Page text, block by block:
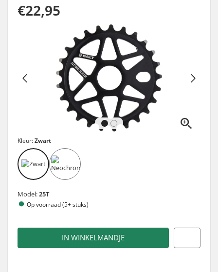
€22,95
Kleur:Zwart
Model:25T
Op voorraad (5+ stuks)
IN WINKELMANDJE